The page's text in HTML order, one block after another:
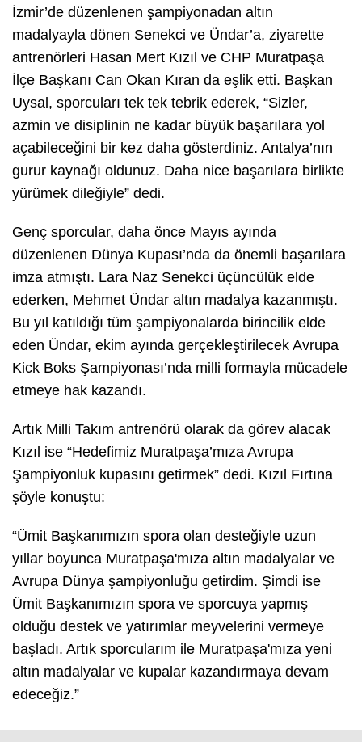
İzmir’de düzenlenen şampiyonadan altın
madalyayla dönen Senekci ve Ündar’a, ziyarette
antrenörleri Hasan Mert Kızıl ve CHP Muratpaşa
İlçe Başkanı Can Okan Kıran da eşlik etti. Başkan
Uysal, sporcuları tek tek tebrik ederek, “Sizler,
azmin ve disiplinin ne kadar büyük başarılara yol
açabileceğini bir kez daha gösterdiniz. Antalya’nın
gurur kaynağı oldunuz. Daha nice başarılara birlikte
yürümek dileğiyle” dedi.
Genç sporcular, daha önce Mayıs ayında
düzenlenen Dünya Kupası’nda da önemli başarılara
imza atmıştı. Lara Naz Senekci üçüncülük elde
ederken, Mehmet Ündar altın madalya kazanmıştı.
Bu yıl katıldığı tüm şampiyonalarda birincilik elde
eden Ündar, ekim ayında gerçekleştirilecek Avrupa
Kick Boks Şampiyonası’nda milli formayla mücadele
etmeye hak kazandı.
Artık Milli Takım antrenörü olarak da görev alacak
Kızıl ise “Hedefimiz Muratpaşa’mıza Avrupa
Şampiyonluk kupasını getirmek” dedi. Kızıl Fırtına
şöyle konuştu:
“Ümit Başkanımızın spora olan desteğiyle uzun
yıllar boyunca Muratpaşa'mıza altın madalyalar ve
Avrupa Dünya şampiyonluğu getirdim. Şimdi ise
Ümit Başkanımızın spora ve sporcuya yapmış
olduğu destek ve yatırımlar meyvelerini vermeye
başladı. Artık sporcularım ile Muratpaşa'mıza yeni
altın madalyalar ve kupalar kazandırmaya devam
edeceğiz.”